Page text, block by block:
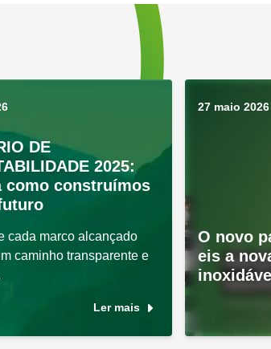
DE
2025:
como construímos
cada marco alcançado
caminho transparente e
Ler mais
27 maio 2026
O novo
eis a
inoxidável